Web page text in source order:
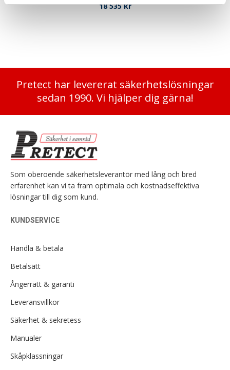
18 535kr
Pretect har levererat säkerhetslösningar
sedan 1990. Vi hjälper dig gärna!
Som oberoende säkerhetsleverantör med lång och bred
erfarenhet kan vi ta fram optimala och kostnadseffektiva
lösningar till dig som kund.
KUNDSERVICE
Handla & betala
Betalsätt
Ångerrätt & garanti
Leveransvillkor
Säkerhet & sekretess
Manualer
Skåpklassningar